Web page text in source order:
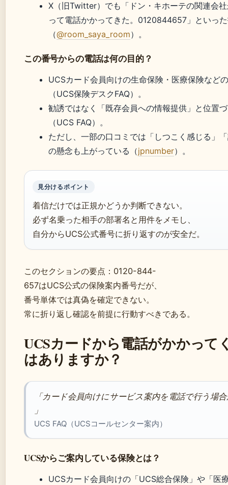
X（旧Twitter）でも「ドン・キホーテの関連会
って電話かかってきた。0120844657」といっ
（@room_saya_room）。
この番号からの電話は何の目的？
UCSカード会員向けの生命保険・医療保険など
（UCS保険デスクFAQ）。
勧誘ではなく「既存会員への情報提供」と位置
（UCS FAQ）。
ただし、一部の口コミでは「しつこく感じる」
の懸念も上がっている（jpnumber）。
見分けるポイント
着信だけでは正規かどうか判断できない。
必ず名乗った相手の部署名と用件をメモし、
自分からUCS公式番号に折り返すのが安全だ。
このセクションの要点：0120-844-
657はUCS公式の保険案内番号だが、
番号単体では真偽を確定できない。
常に折り返し確認を前提に行動すべきである。
UCSカードから電話がかかって
はありますか？
「カード会員向けにサービス案内を電話で行う場
」
UCS FAQ（UCSコールセンター案内）
UCSからご案内している保険とは？
UCSカード会員向けの「UCS総合保険」や「医